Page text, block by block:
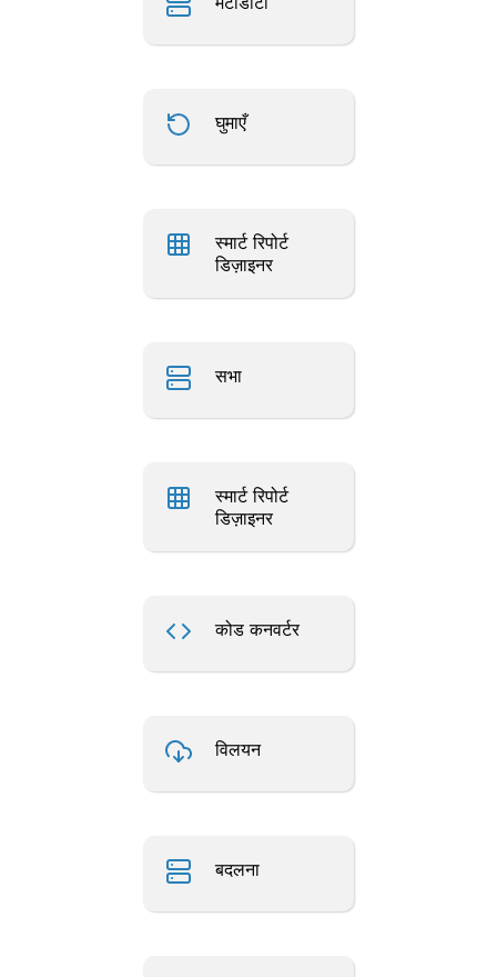
घुमाएँ
स्मार्ट रिपोर्ट
डिज़ाइनर
सभा
स्मार्ट रिपोर्ट
डिज़ाइनर
कोड कनवर्टर
विलयन
बदलना